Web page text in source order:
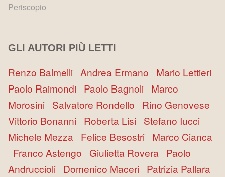
Periscopio
GLI AUTORI PIÙ LETTI
Renzo Balmelli Andrea Ermano
Mario Lettieri
Paolo Raimondi Paolo Bagnoli Marco
Morosini Salvatore Rondello
Rino Genovese
Vittorio Bonanni Roberta Lisi Stefano Iucci
Michele Mezza Felice Besostri Marco Cianca
Franco Astengo
Giulietta Rovera Paolo
Andruccioli Domenico Maceri Patrizia Pallara